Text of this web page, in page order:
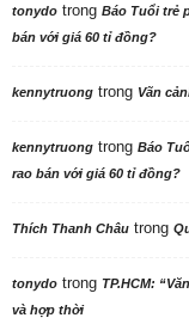
tonydo trong Báo Tuổi trẻ
bán với giá 60 tỉ đồng?
kennytruong trong Vãn
kennytruong trong Báo
rao bán với giá 60 tỉ đồng?
Thích Thanh Châu trong
tonydo trong TP.HCM:
và hợp thời